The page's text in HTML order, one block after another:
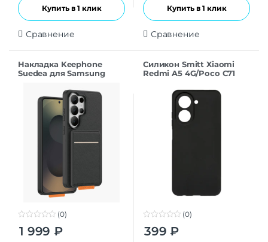
Купить в 1 клик
Сравнение
Купить в 1 клик
Сравнение
Накладка Keephone
Suedea для Samsung
(0)
1 999 ₽
Силикон Smitt Xiaomi
Redmi A5 4G/Poco C71
o
(0)
399 ₽